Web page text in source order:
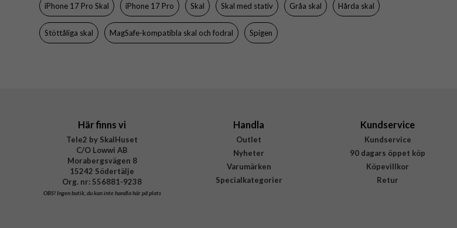
iPhone 17 Pro Skal iPhone 17 Pro Skal Skal med stativ Gråa skal Hårda skal
Stöttåliga skal MagSafe-kompatibla skal och fodral Spigen
Här finns vi
Tele2 by SkalHuset
C/O Lowwi AB
Morabergsvägen 8
15242 Södertälje
Org. nr: 556881-9238
OBS!Ingen butik, du kan inte handla här på plats
Handla
Outlet
Nyheter
Varumärken
Specialkategorier
Kundservice
Kundservice
90 dagars öppet köp
Köpevillkor
Retur